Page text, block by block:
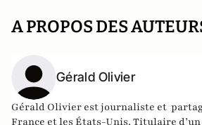
A PROPOS DES
Gérald Olivier
Gérald Olivier est journaliste et
France et les États-Unis. Titulaire